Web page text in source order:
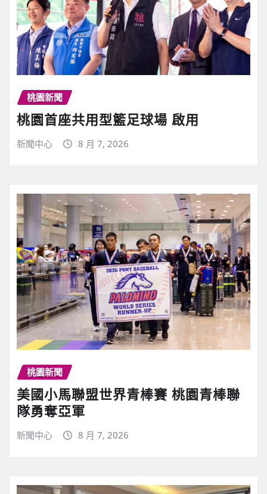
桃園新聞
桃園首座共用型籃足球場 啟用
新聞中心 8 月 7, 2026
桃園新聞
美國小馬聯盟世界青棒賽 桃園青棒聯
隊勇奪亞軍
新聞中心 8 月 7, 2026